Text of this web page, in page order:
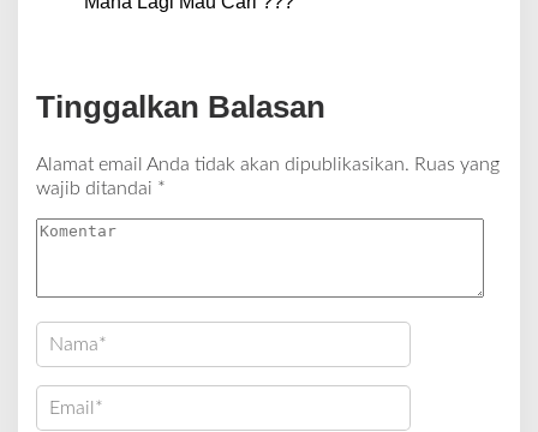
Tinggalkan Balasan
Alamat email Anda tidak akan dipublikasikan. Ruas yang
wajib ditandai *